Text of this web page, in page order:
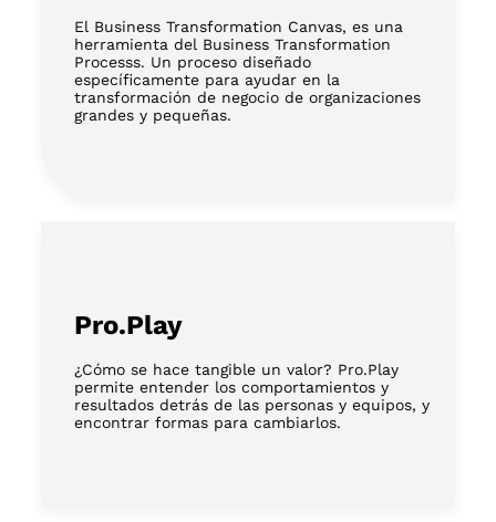
El Business Transformation Canvas, es una
herramienta del Business Transformation
Processs. Un proceso diseñado
específicamente para ayudar en la
transformación de negocio de organizaciones
grandes y pequeñas.
Pro.Play
¿Cómo se hace tangible un valor? Pro.Play
permite entender los comportamientos y
resultados detrás de las personas y equipos, y
encontrar formas para cambiarlos.